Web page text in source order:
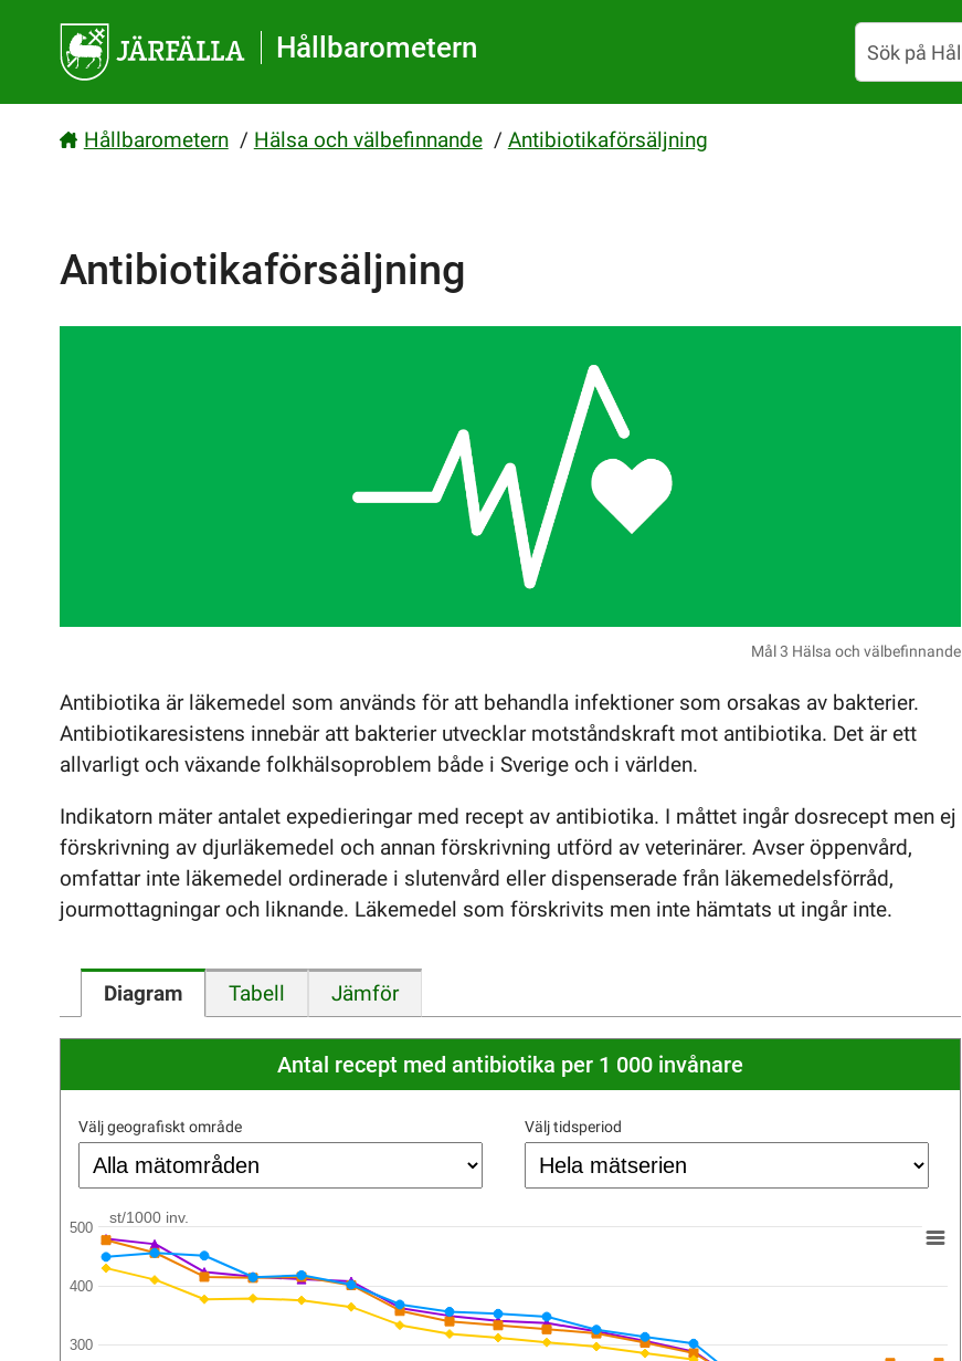
Hållbarometern
Hållbarometern / Hälsa och välbefinnande / Antibiotikaförsäljning
Antibiotikaförsäljning
Mål 3 Hälsa och välbefinnande
Antibiotika är läkemedel som används för att behandla infektioner som orsakas av bakterier.
Antibiotikaresistens innebär att bakterier utvecklar motståndskraft mot antibiotika. Det är ett
allvarligt och växande folkhälsoproblem både i Sverige och i världen.
Indikatorn mäter antalet expedieringar med recept av antibiotika. I måttet ingår dosrecept men ej
förskrivning av djurläkemedel och annan förskrivning utförd av veterinärer. Avser öppenvård,
omfattar inte läkemedel ordinerade i slutenvård eller dispenserade från läkemedelsförråd,
jourmottagningar och liknande. Läkemedel som förskrivits men inte hämtats ut ingår inte.
Diagram Tabell Jämför
Antal recept med antibiotika per 1 000 invånare
Välj geografiskt område Välj tidsperiod
st/1000 inv.
300
400
500